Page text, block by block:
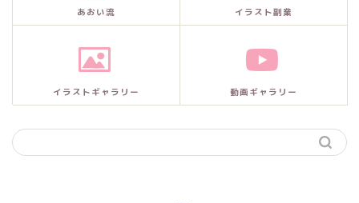
あおい流 イラスト副業
イラストギャラリー 動画ギャラリー